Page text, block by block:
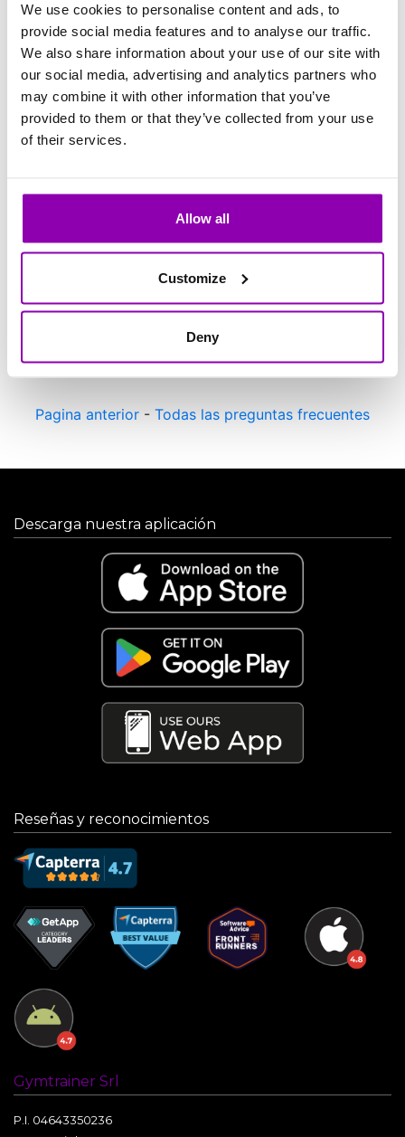
We use cookies to personalise content and ads, to
provide social media features and to analyse our traffic.
We also share information about your use of our site with
our social media, advertising and analytics partners who
may combine it with other information that you’ve
provided to them or that they’ve collected from your use
of their services.
Allow all
Customize
Deny
« urgente » en el asunto del correo electrónico.
Su solicitud será marcada como de alta
prioridad y, tras una primera evaluación, el
equipo intervendrá en el menor tiempo
posible.
Se considera urgente cualquier problema que
posponerse.
Si no encuentras respuesta a lo que buscabas,
puedes contactarnos a través del coreo de
support@bookyway.com
Pagina anterior - Todas las preguntas frecuentes
Descarga nuestra aplicación
Reseñas y reconocimientos
Gymtrainer Srl
P.I. 04643350236